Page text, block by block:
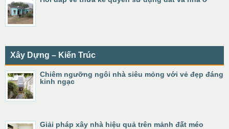
Xây Dựng – Kiến Trúc
Chiêm ngưỡng ngôi nhà siêu mỏng với vẻ đẹp đáng
kinh ngạc
Giải pháp xây nhà hiệu quả trên mảnh đất méo